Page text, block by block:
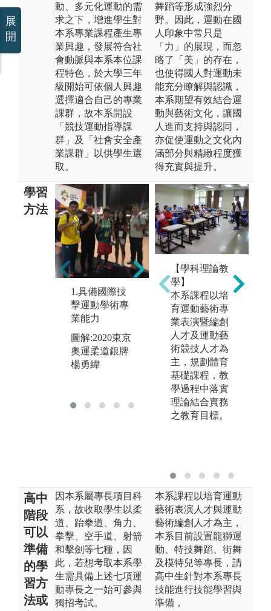
動、多元化運動的需
求之下，增進學生對
本系專業課程產生專
業興趣，發展符合社
會動脈與本系本位課
程特色，於大學三年
級開始可依個人興趣
選擇適合自己的專業
課群，故本系開設
「競技運動指導課
群」及「社會安全產
業課群」以供學生選
取。
舞蹈等形成強烈分
野。因此，運動在國
人印象中常只是
「力」的展現，而忽
略了「美」的存在，
也使得國人對運動未
能充分瞭解與認識，
本系期望有效結合運
動與藝術文化，讓國
人進而支持與認同，
亦促使運動之文化內
涵部分與精緻程度獲
得充實與提升。
學習
方法
1.具備國際技
擊運動學術專
業能力
圖解:2020東京
奧運柔道銀牌
楊勇緯
2.具備運動相
關綜合、應用
及整合能力
【學科理論教
學】
本系課程以培
育運動藝術專
業表演暨編創
人才及運動藝
術競技人才為
主，規劃體育
基礎課程，教
學過程中落實
理論結合實務
之教育目標。
高中
階段
可以
準備
的學
習方
法或
因本系屬專長項目科
系，故收取學生以柔
道、跆拳道、角力、
拳擊、空手道、射箭
和擊劍等七種，因
此，若想考取本系學
生需具備上述七項運
動專長之一始可參與
獨招考試。
本系課程以培育運動
藝術表演人才與運動
藝術編創人才為主，
本系目前設置龍獅運
動、特技舞蹈、街舞
及模特兒等專長，請
高中生針對本系專長
技能進行技能學習與
準備，
展
開